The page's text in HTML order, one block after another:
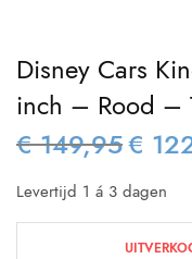
Disney Cars
inch – Rood –
€149,95
€ 149,95.
€
Levertijd 1 á 3 dagen